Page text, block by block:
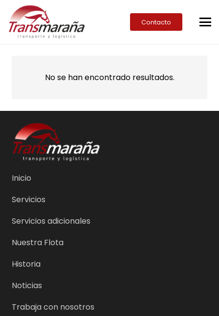
Contacto
No se han encontrado resultados.
Inicio
Servicios
Servicios adicionales
Nuestra Flota
Historia
Noticias
Trabaja con nosotros